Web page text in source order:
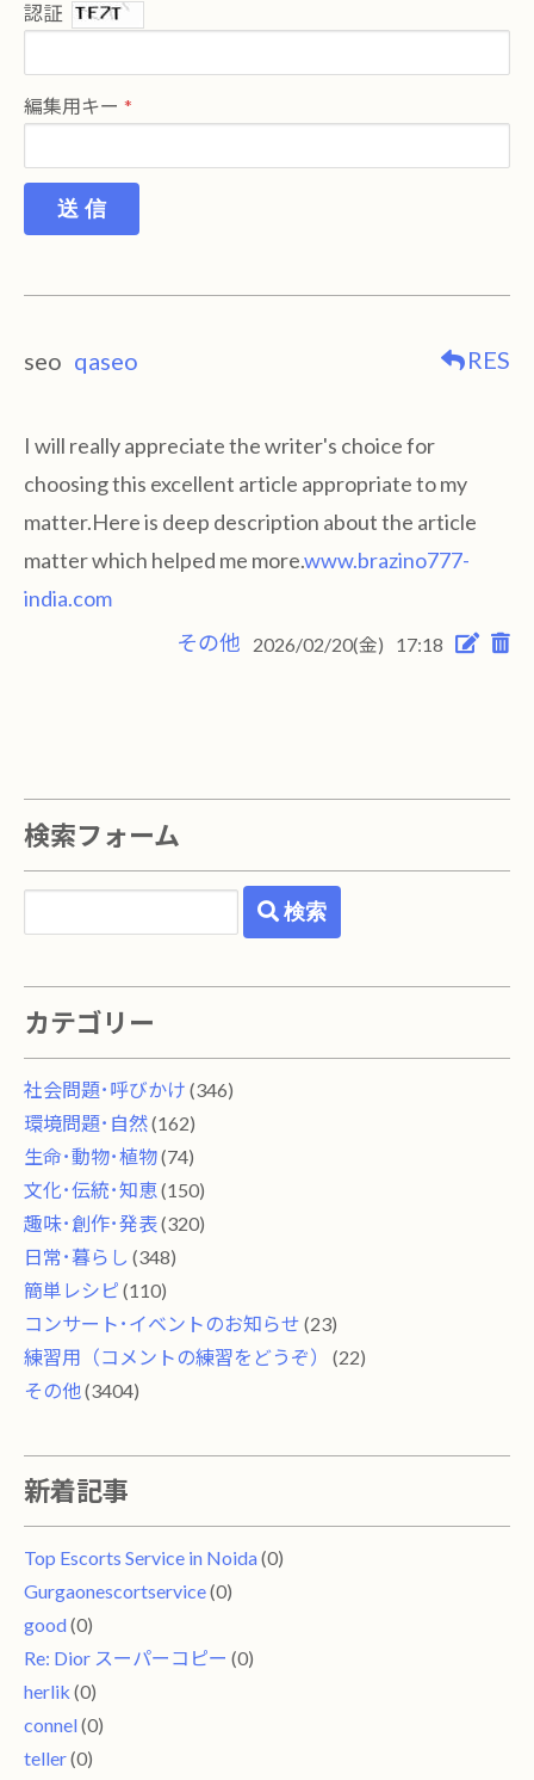
認証
編集用キー
送 信
seo qaseo RES
I will really appreciate the writer's choice for
choosing this excellent article appropriate to my
matter.Here is deep description about the article
matter which helped me more.www.brazino777-
india.com
その他
2026/02/20(金) 17:18
検索フォーム
検索
カテゴリー
社会問題･呼びかけ (346)
環境問題･自然(162)
生命･動物･植物(74)
文化･伝統･知恵 (150)
趣味･創作･発表(320)
日常･暮らし (348)
簡単レシピ (110)
コンサート･イベントのお知らせ (23)
練習用（コメントの練習をどうぞ）
(22)
その他 (3404)
新着記事
Top Escorts Service in Noida(0)
Gurgaonescortservice(0)
good(0)
Re: Dior スーパーコピー (0)
herlik (0)
connel(0)
teller(0)